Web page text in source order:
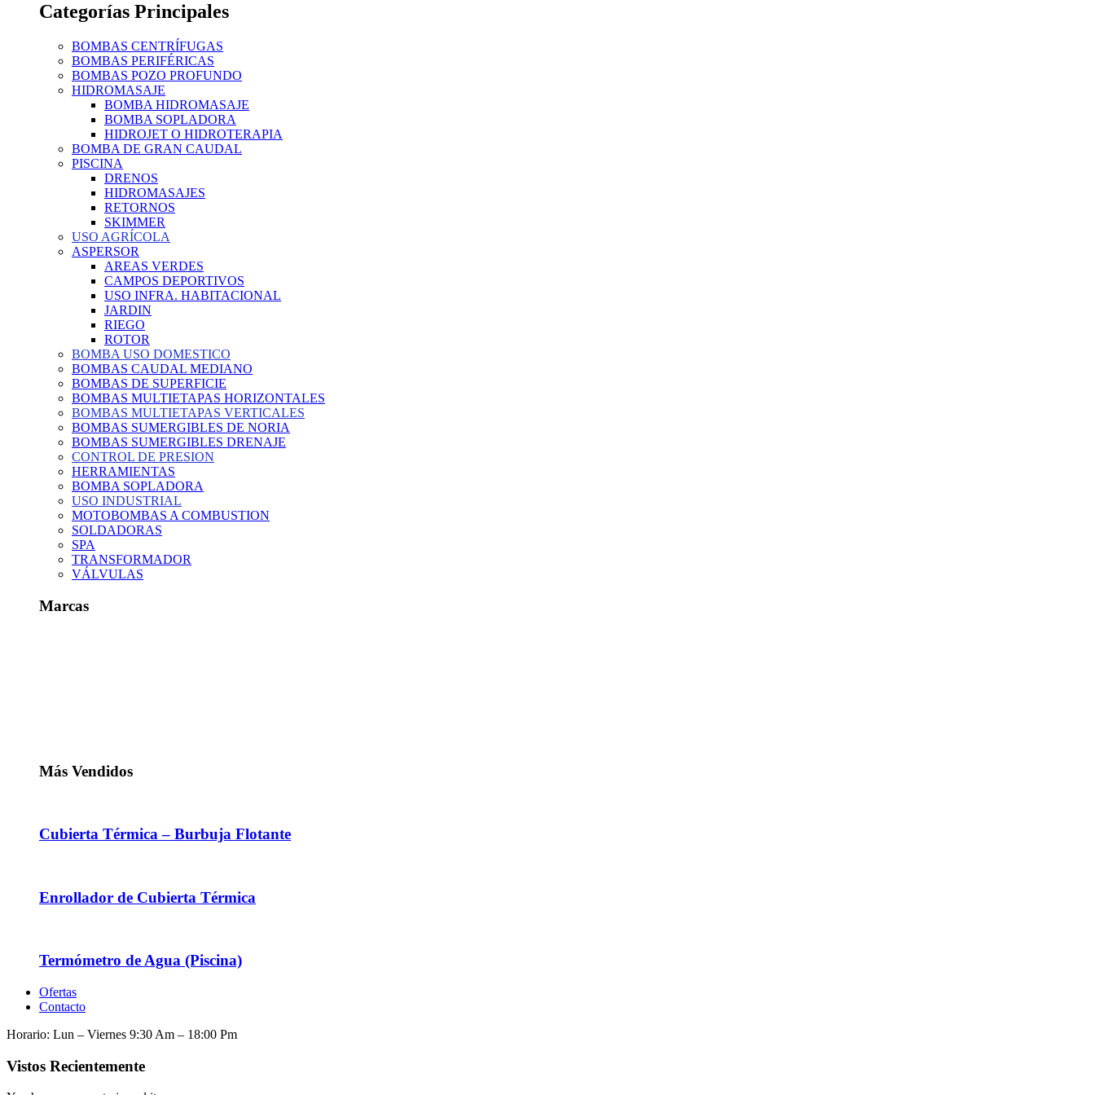
Categorías Principales
BOMBAS CENTRÍFUGAS
BOMBAS PERIFÉRICAS
BOMBAS POZO PROFUNDO
HIDROMASAJE
BOMBA HIDROMASAJE
BOMBA SOPLADORA
HIDROJET O HIDROTERAPIA
BOMBA DE GRAN CAUDAL
PISCINA
DRENOS
HIDROMASAJES
RETORNOS
SKIMMER
USO AGRÍCOLA
ASPERSOR
AREAS VERDES
CAMPOS DEPORTIVOS
USO INFRA. HABITACIONAL
JARDIN
RIEGO
ROTOR
BOMBA USO DOMESTICO
BOMBAS CAUDAL MEDIANO
BOMBAS DE SUPERFICIE
BOMBAS MULTIETAPAS HORIZONTALES
BOMBAS MULTIETAPAS VERTICALES
BOMBAS SUMERGIBLES DE NORIA
BOMBAS SUMERGIBLES DRENAJE
CONTROL DE PRESION
HERRAMIENTAS
BOMBA SOPLADORA
USO INDUSTRIAL
MOTOBOMBAS A COMBUSTION
SOLDADORAS
SPA
TRANSFORMADOR
VÁLVULAS
Marcas
Más Vendidos
Cubierta Térmica – Burbuja Flotante
Enrollador de Cubierta Térmica
Termómetro de Agua (Piscina)
Ofertas
Contacto
Horario: Lun – Viernes 9:30 Am – 18:00 Pm
Vistos Recientemente